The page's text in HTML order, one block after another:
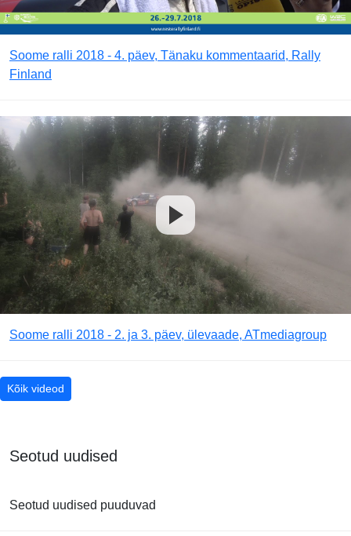
Soome ralli 2018 - 4. päev, Tänaku kommentaarid, Rally
Finland
Soome ralli 2018 - 2. ja 3. päev, ülevaade, ATmediagroup
Kõik videod
Seotud uudised
Seotud uudised puuduvad